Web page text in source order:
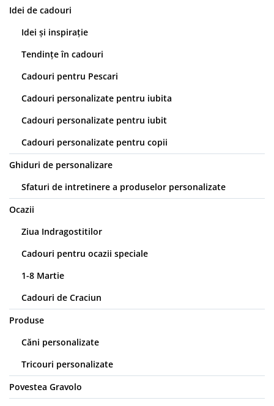
Idei de cadouri
Idei și inspirație
Tendințe în cadouri
Cadouri pentru Pescari
Cadouri personalizate pentru iubita
Cadouri personalizate pentru iubit
Cadouri personalizate pentru copii
Ghiduri de personalizare
Sfaturi de intretinere a produselor personalizate
Ocazii
Ziua Indragostitilor
Cadouri pentru ocazii speciale
1-8 Martie
Cadouri de Craciun
Produse
Căni personalizate
Tricouri personalizate
Povestea Gravolo